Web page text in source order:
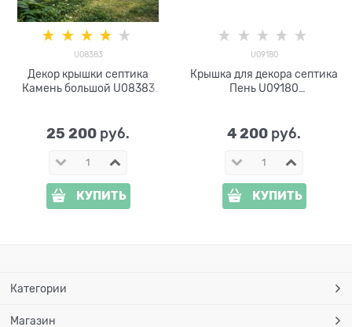
U08383
Декор крышки септика
Камень большой U08383
25 200 руб.
КУПИТЬ
U09180
Крышка для декора септика
Пень U09180
4 200 руб.
КУПИТЬ
Категории
Магазин